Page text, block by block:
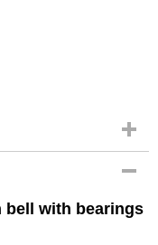
bell with bearings